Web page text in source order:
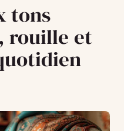
tons
rouille et